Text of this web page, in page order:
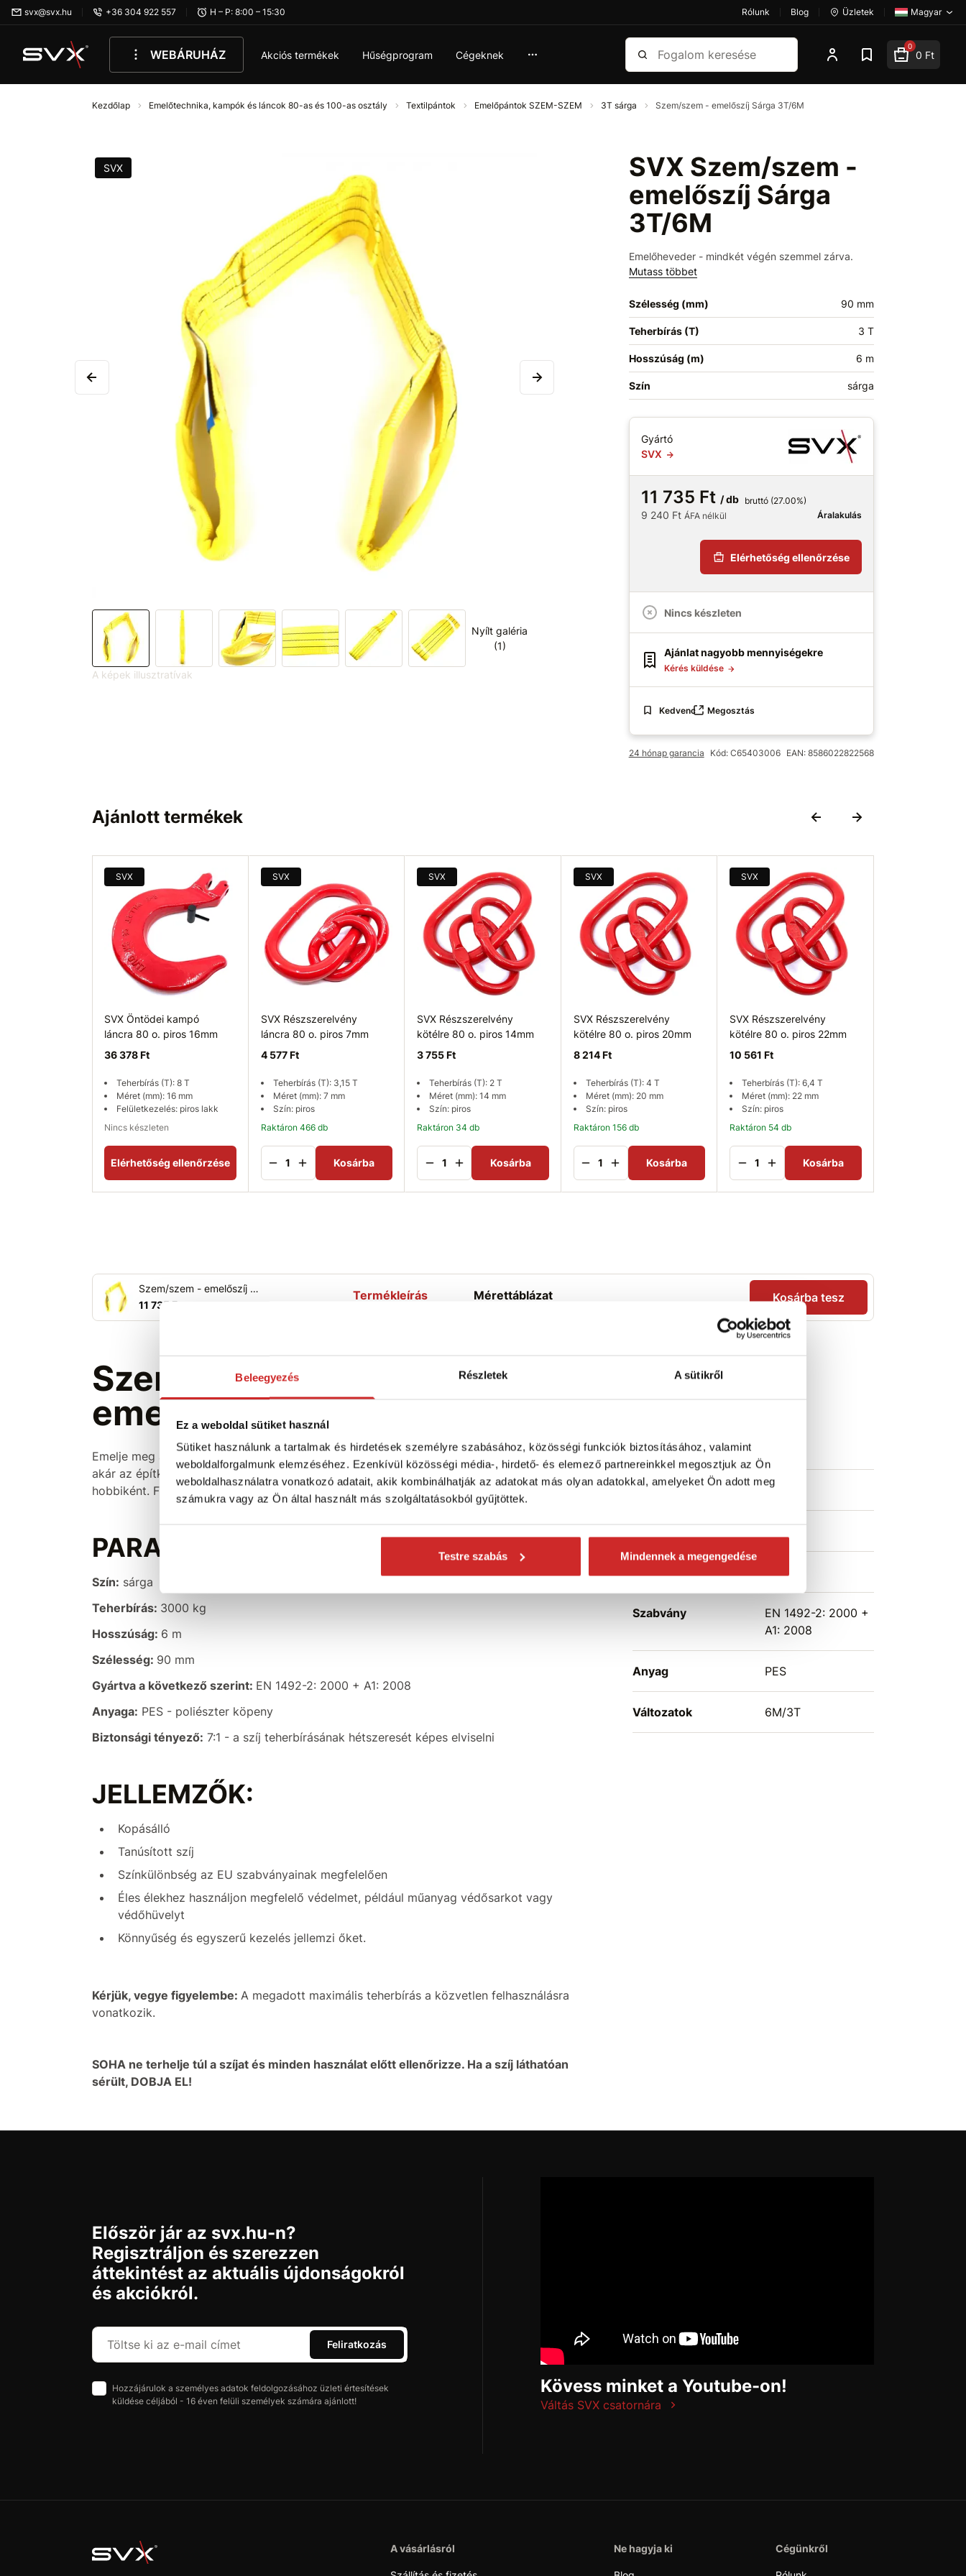
Beleegyezés Részletek A sütikről
Ez a weboldal sütiket használ
Sütiket használunk a tartalmak és hirdetések személyre szabásához, közösségi funkciók biztosításához, valamint
weboldalforgalmunk elemzéséhez. Ezenkívül közösségi média-, hirdető- és elemező partnereinkkel megosztjuk az Ön
weboldalhasználatra vonatkozó adatait, akik kombinálhatják az adatokat más olyan adatokkal, amelyeket Ön adott meg
számukra vagy az Ön által használt más szolgáltatásokból gyűjtöttek.
Testre szabás Mindennek a megengedése
Ugrás az oldal fő részéhez
svx@svx.hu +36 304 922 557 H – P: 8:00 – 15:30 Rólunk Blog Üzletek Magyar
WEBÁRUHÁZ Akciós termékek Hűségprogram Cégeknek
Keresés 0
0 Ft
Kezdőlap Emelőtechnika, kampók és láncok 80-as és 100-as osztály Textilpántok Emelőpántok SZEM-SZEM 3T sárga Szem/szem - emelőszíj Sárga 3T/6M
SVX Szem/szem -
emelőszíj Sárga
3T/6M
Emelőheveder - mindkét végén szemmel zárva.
Mutass többet
SVX
Nyílt galéria
(1)
A képek illusztratívak
Szélesség (mm) 90 mm
Teherbírás (T) 3 T
Hosszúság (m) 6 m
Szín sárga
Gyártó
SVX
11 735 Ft / db bruttó (27.00%)
9 240 Ft ÁFA nélkül Áralakulás
Elérhetőség ellenőrzése
Nincs készleten
Ajánlat nagyobb mennyiségekre
Kérés küldése
Kedvenc Megosztás
24 hónap garancia Kód: C65403006 EAN: 8586022822568
Ajánlott termékek
SVX
SVX Öntödei kampó
láncra 80 o. piros 16mm
36 378 Ft
Teherbírás (T): 8 T
Méret (mm): 16 mm
Felületkezelés: piros lakk
Nincs készleten
Elérhetőség ellenőrzése
SVX
SVX Részszerelvény
láncra 80 o. piros 7mm
4 577 Ft
Teherbírás (T): 3,15 T
Méret (mm): 7 mm
Szín: piros
Raktáron 466 db
Kosárba
SVX
SVX Részszerelvény
kötélre 80 o. piros 14mm
3 755 Ft
Teherbírás (T): 2 T
Méret (mm): 14 mm
Szín: piros
Raktáron 34 db
Kosárba
SVX
SVX Részszerelvény
kötélre 80 o. piros 20mm
8 214 Ft
Teherbírás (T): 4 T
Méret (mm): 20 mm
Szín: piros
Raktáron 156 db
Kosárba
SVX
SVX Részszerelvény
kötélre 80 o. piros 22mm
10 561 Ft
Teherbírás (T): 6,4 T
Méret (mm): 22 mm
Szín: piros
Raktáron 54 db
Kosárba
Szem/szem - emelőszíj Sárga 3T/6M
11 735 Ft
Termékleírás Mérettáblázat Kosárba tesz
Szem/szem - 3T-6M
emelőszíj (Zöld)
Emelje meg a terheketbiztonságosan és szakszerűen!Különféleképpen használhatók -
akár az építkezésen, akár erdei és mezőgazdasági területeken, akár otthon vagy
hobbiként. Főleg nehéz terhek emelésére használható, elsősorban az építőiparban.
PARAMÉTEREK:
Szín: sárga
Teherbírás: 3000 kg
Hosszúság: 6 m
Szélesség: 90 mm
Gyártva a következő szerint: EN 1492-2: 2000 + A1: 2008
Anyaga: PES - poliészter köpeny
Biztonsági tényező: 7:1 - a szíj teherbírásának hétszeresét képes elviselni
JELLEMZŐK:
Kopásálló
Tanúsított szíj
Színkülönbség az EU szabványainak megfelelően
Éles élekhez használjon megfelelő védelmet, például műanyag védősarkot vagy
védőhüvelyt
Könnyűség és egyszerű kezelés jellemzi őket.
Kérjük, vegye figyelembe: A megadott maximális teherbírás a közvetlen felhasználásra
vonatkozik.
SOHA ne terhelje túl a szíjat és minden használat előtt ellenőrizze. Ha a szíj láthatóan
sérült, DOBJA EL!
Műszaki
Szélesség (mm)
Teherbírás (T) 3 T
sárga
Szabvány
EN 1492-2: 2000 +
A1: 2008
Anyag PES
Változatok 6M/3T
Először jár az svx.hu-n?
Regisztráljon és szerezzen
áttekintést az aktuális újdonságokról
és akciókról.
Feliratkozás
Hozzájárulok a személyes adatok feldolgozásához üzleti értesítések
küldése céljából - 16 éven felüli személyek számára ajánlott!
Kövess minket a Youtube-on!
Váltás SVX csatornára
A vásárlásról Ne hagyja ki Cégünkről